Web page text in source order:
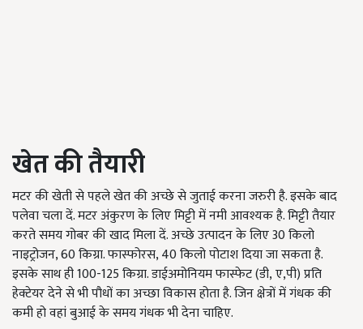
खेत की तैयारी
मटर की खेती से पहले खेत की अच्छे से जुताई करना जरुरी है. इसके बाद
पलेवा चला दें. मटर अंकुरण के लिए मिट्टी में नमी आवश्यक है. मिट्टी तैयार
करते समय गोबर की खाद मिला दें. अच्छे उत्पादन के लिए30किलो
नाइट्रोजन, 60किग्रा. फास्फोरस, 40किलो पोटाश दिया जा सकता है.
इसके साथ ही100-125किग्रा. डाईअमोनियम फास्फेट (डी,ए,पी) प्रति
हेक्टेयर देने से भी पौधों का अच्छा विकास होता है. जिन क्षेत्रों में गंधक की
कमी हो वहां बुआई के समय गंधक भी देना चाहिए.